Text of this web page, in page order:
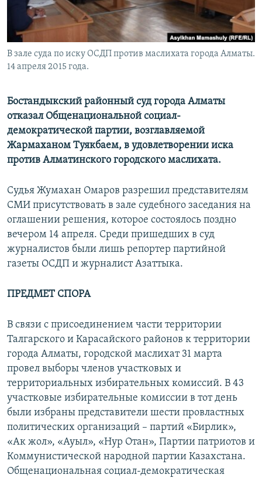
В зале суда по иску ОСДП против маслихата города Алматы.
14 апреля 2015 года.
Бостандыкский районный суд города Алматы
отказал Общенациональной социал-
демократической партии, возглавляемой
Жармаханом Туякбаем, в удовлетворении иска
против Алматинского городского маслихата.
Судья Жумахан Омаров разрешил представителям
СМИ присутствовать в зале судебного заседания на
оглашении решения, которое состоялось поздно
вечером 14 апреля. Среди пришедших в суд
журналистов были лишь репортер партийной
газеты ОСДП и журналист Азаттыка.
ПРЕДМЕТ СПОРА
В связи с присоединением части территории
Талгарского и Карасайского районов к территории
города Алматы, городской маслихат 31 марта
провел выборы членов участковых и
территориальных избирательных комиссий. В 43
участковые избирательные комиссии в тот день
были избраны представители шести провластных
политических организаций – партий «Бирлик»,
«Ак жол», «Ауыл», «Нур Отан», Партии патриотов и
Коммунистической народной партии Казахстана.
Общенациональная социал-демократическая